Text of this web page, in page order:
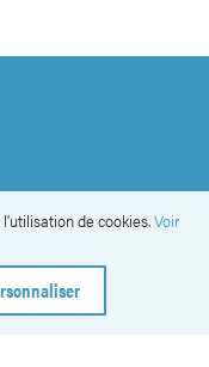
l'utilisation de cookies.Voir